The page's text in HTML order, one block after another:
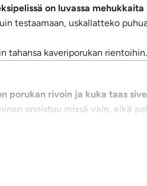
on luvassa mehukkaita
testaamaan, uskallatteko
tahansa kaveriporukan rientoihin.
porukan rivoin ja kuka taas
onnistuu missä vain, eikä
kuin keskiverto yhdyntä ja